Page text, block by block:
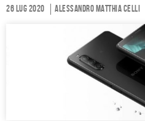
26 Lug 2020 Alessandro Matthia Celli